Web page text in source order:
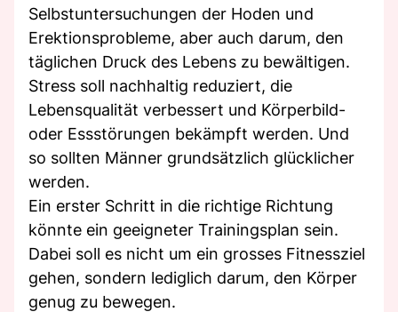
Selbstuntersuchungen der Hoden und
Erektionsprobleme, aber auch darum, den
täglichen Druck des Lebens zu bewältigen.
Stress soll nachhaltig reduziert, die
Lebensqualität verbessert und Körperbild-
oder Essstörungen bekämpft werden. Und
so sollten Männer grundsätzlich glücklicher
werden.
Ein erster Schritt in die richtige Richtung
könnte ein geeigneter Trainingsplan sein.
Dabei soll es nicht um ein grosses Fitnessziel
gehen, sondern lediglich darum, den Körper
genug zu bewegen.